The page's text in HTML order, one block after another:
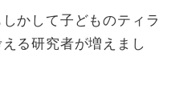
かして子どものティラ
る研究者が増えまし